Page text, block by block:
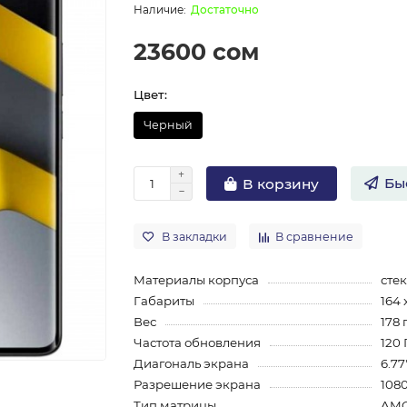
Достаточно
23600 сом
Цвет:
Черный
В корзину
В закладки В сравнение
Материалы корпуса
Габариты
164
Вес
178
Частота обновления
120
Диагональ экрана
Разрешение экрана